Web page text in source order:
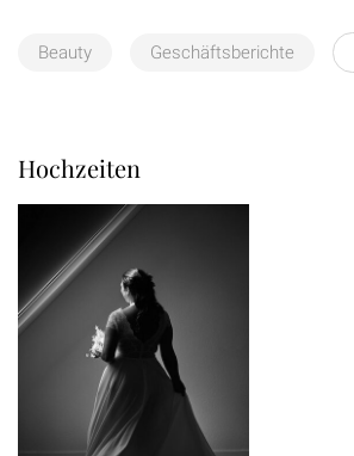
Beauty Geschäftsberichte
Hochzeiten